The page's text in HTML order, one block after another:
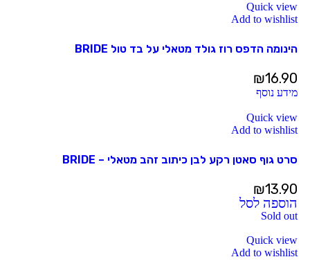
Quick view
Add to wishlist
הינומה הדפס רוז גולד מטאלי על בד טול BRIDE
₪16.90
מידע נוסף
Quick view
Add to wishlist
סרט גוף סאטן רקע לבן כיתוב זהב מטאלי – BRIDE
₪13.90
הוספה לסל
Sold out
Quick view
Add to wishlist